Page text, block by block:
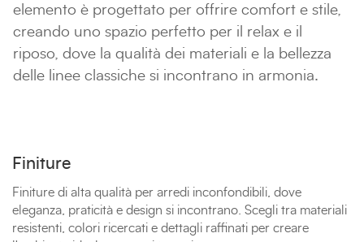
elemento è progettato per offrire comfort e stile,
creando uno spazio perfetto per il relax e il
riposo, dove la qualità dei materiali e la bellezza
delle linee classiche si incontrano in armonia.
Finiture
Finiture di alta qualità per arredi inconfondibili, dove
eleganza, praticità e design si incontrano. Scegli tra materiali
resistenti, colori ricercati e dettagli raffinati per creare